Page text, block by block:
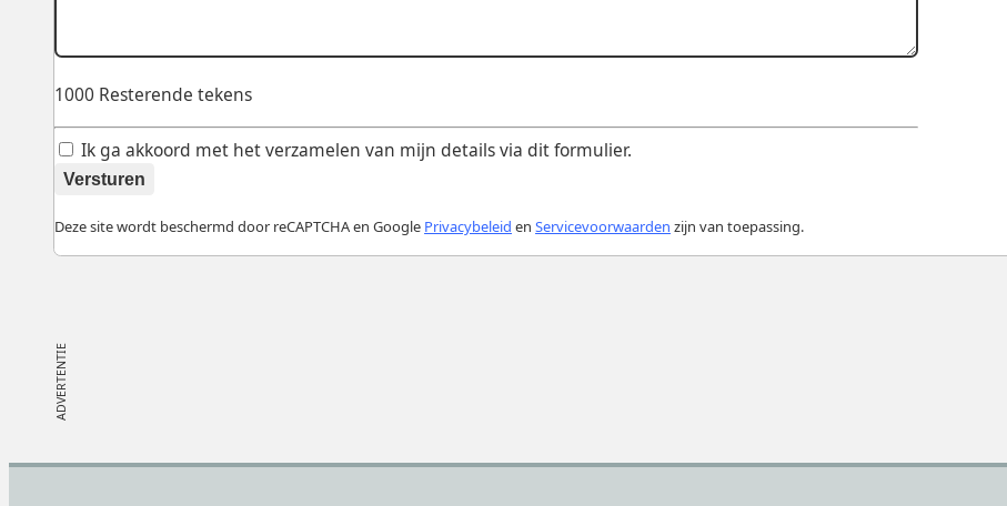
1000 Resterende tekens
Ik ga akkoord met het verzamelen van mijn details via dit formulier.
Versturen
Deze site wordt beschermd door reCAPTCHA en Google Privacybeleid enServicevoorwaarden zijn van toepassing.